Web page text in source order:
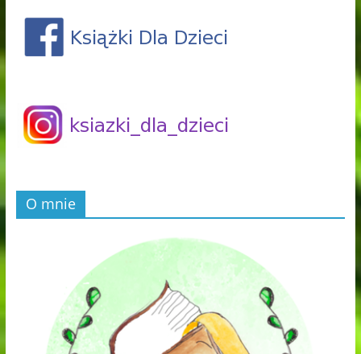
O mnie